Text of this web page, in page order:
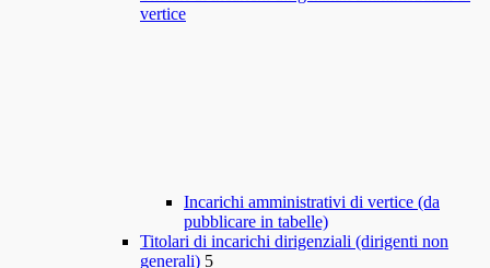
vertice
Incarichi amministrativi di vertice (da
pubblicare in tabelle)
Titolari di incarichi dirigenziali (dirigenti non
generali) 5